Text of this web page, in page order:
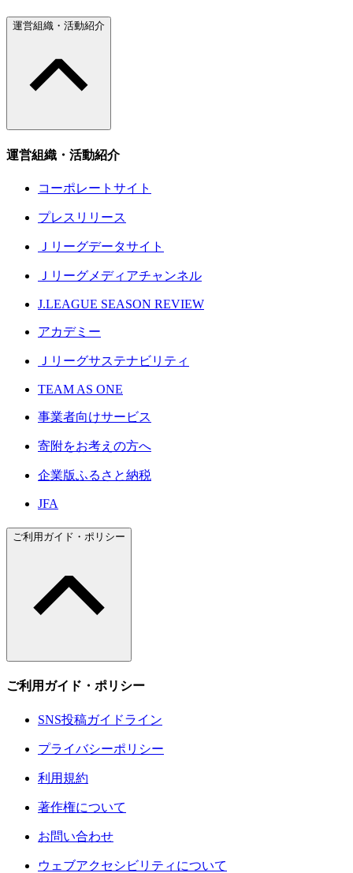
運営組織・活動紹介
運営組織・活動紹介
コーポレートサイト
プレスリリース
Ｊリーグデータサイト
Ｊリーグメディアチャンネル
J.LEAGUE SEASON REVIEW
アカデミー
Ｊリーグサステナビリティ
TEAM AS ONE
事業者向けサービス
寄附をお考えの方へ
企業版ふるさと納税
JFA
ご利用ガイド・ポリシー
ご利用ガイド・ポリシー
SNS投稿ガイドライン
プライバシーポリシー
利用規約
著作権について
お問い合わせ
ウェブアクセシビリティについて